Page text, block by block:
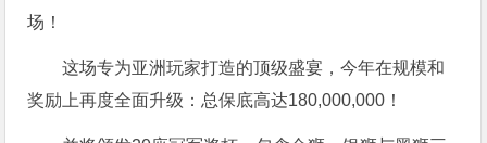
场！
这场专为亚洲玩家打造的顶级盛宴，今年在规模和
奖励上再度全面升级：总保底高达180,000,000！